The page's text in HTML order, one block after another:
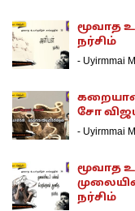
மூவாத
நர்சிம்
- Uyirmmai
சோ
- Uyirmmai
மூவாத
நர்சிம்